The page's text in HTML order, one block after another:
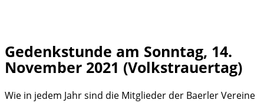
Gedenkstunde am Sonntag, 14.
November 2021 (Volkstrauertag)
Wie in jedem Jahr sind die Mitglieder der Baerler Vereine